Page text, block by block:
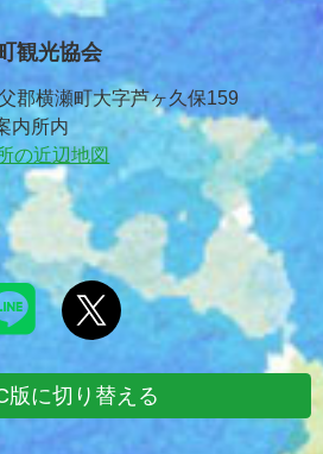
観光協会
郡横瀬町大字芦ヶ久保159
内所内
の近辺地図
版に切り替える